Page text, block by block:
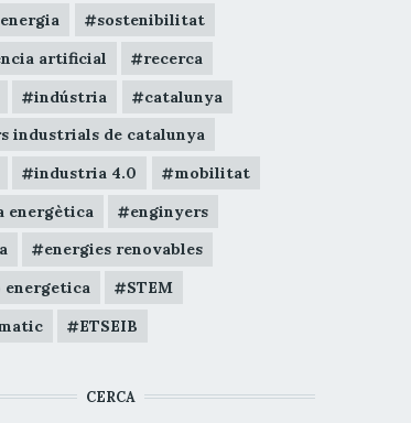
energia
sostenibilitat
artificial
recerca
indústria
catalunya
industrials de catalunya
industria 4.0
mobilitat
energètica
enginyers
energies renovables
STEM
ETSEIB
CERCA